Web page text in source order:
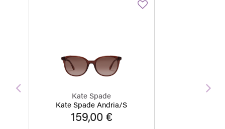
Kate Spade
Kate Spade Andria/S
159,00 €
Edellinen